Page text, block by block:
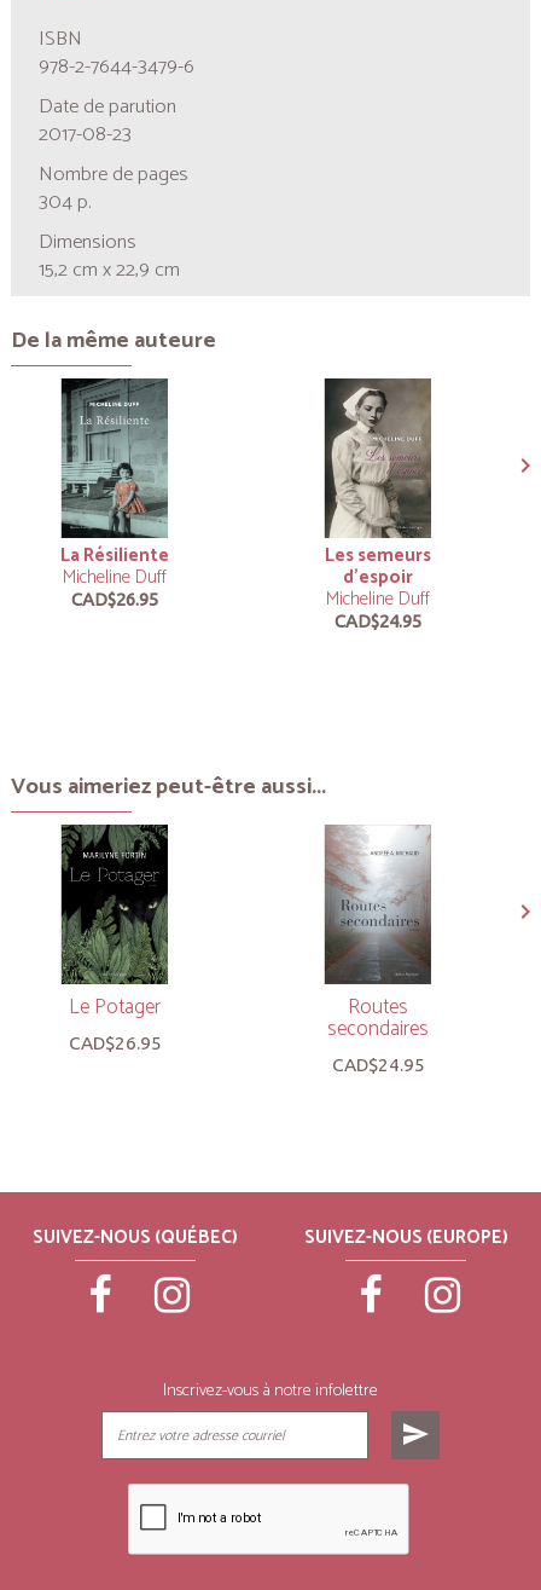
ISBN
978-2-7644-3479-6
Date de parution
2017-08-23
Nombre de pages
304 p.
Dimensions
15,2 cm x 22,9 cm
De la même auteure
La Résiliente
Micheline Duff
CAD$26.95
Les semeurs
d’espoir
Micheline Duff
CAD$24.95
Vous aimeriez peut-être aussi...
Le Potager
CAD$26.95
Routes
secondaires
CAD$24.95
SUIVEZ-NOUS (QUÉBEC) SUIVEZ-NOUS (EUROPE)
Inscrivez-vous à notre infolettre
send